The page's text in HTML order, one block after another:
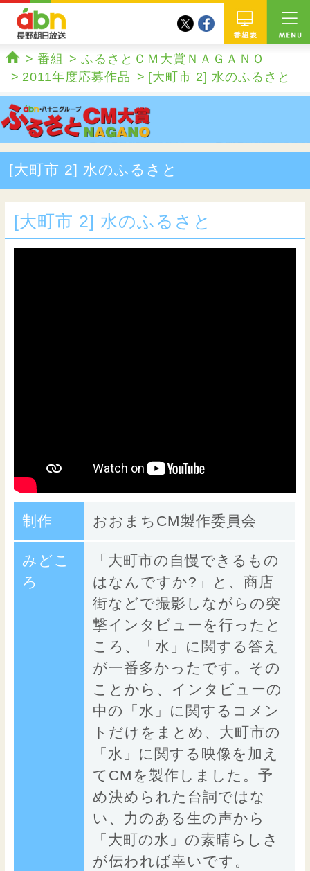
twitterfacebook
ホーム
番組
ふるさとＣＭ大賞ＮＡＧＡＮＯ
2011年度応募作品
[大町市 2] 水のふるさと
[大町市 2] 水のふるさと
[大町市 2] 水のふるさと
制作 おおまちCM製作委員会
みどこ
ろ
「大町市の自慢できるもの
はなんですか?」と、商店
街などで撮影しながらの突
撃インタビューを行ったと
ころ、「水」に関する答え
が一番多かったです。その
ことから、インタビューの
中の「水」に関するコメン
トだけをまとめ、大町市の
「水」に関する映像を加え
てCMを製作しました。予
め決められた台詞ではな
い、力のある生の声から
「大町の水」の素晴らしさ
が伝われば幸いです。